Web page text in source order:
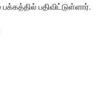
பதிவிட்டுள்ளார்.